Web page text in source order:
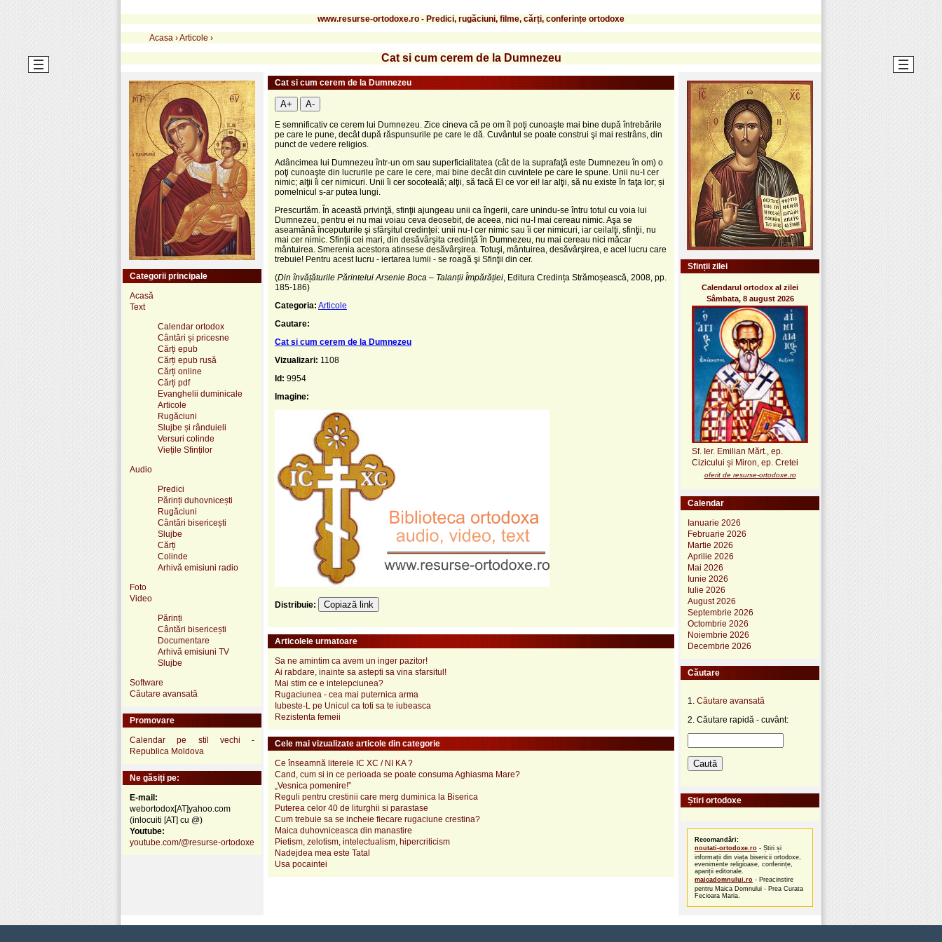
www.resurse-ortodoxe.ro - Predici, rugăciuni, filme, cărți, conferințe ortodoxe
Acasa ›Articole ›
Cat si cum cerem de la Dumnezeu
Cat si cum cerem de la Dumnezeu
A+ A-
E semnificativ ce cerem lui Dumnezeu. Zice cineva că pe om îl poţi cunoaşte mai bine după întrebările
pe care le pune, decât după răspunsurile pe care le dă. Cuvântul se poate construi şi mai restrâns, din
punct de vedere religios.
Adâncimea lui Dumnezeu într-un om sau superficialitatea (cât de la suprafaţă este Dumnezeu în om) o
poţi cunoaşte din lucrurile pe care le cere, mai bine decât din cuvintele pe care le spune. Unii nu-I cer
nimic; alţii îi cer nimicuri. Unii îi cer socoteală; alţii, să facă El ce vor ei! Iar alţii, să nu existe în faţa lor; și
pomelnicul s-ar putea lungi.
Prescurtăm. În această privinţă, sfinţii ajungeau unii ca îngerii, care unindu-se întru totul cu voia lui
Dumnezeu, pentru ei nu mai voiau ceva deosebit, de aceea, nici nu-I mai cereau nimic. Aşa se
aseamănă începuturile şi sfârşitul credinţei: unii nu-I cer nimic sau îi cer nimicuri, iar ceilalţi, sfinţii, nu
mai cer nimic. Sfinţii cei mari, din desăvârşita credinţă în Dumnezeu, nu mai cereau nici măcar
mântuirea. Smerenia acestora atinsese desăvârşirea. Totuşi, mântuirea, desăvârşirea, e acel lucru care
trebuie! Pentru acest lucru - iertarea lumii - se roagă şi Sfinţii din cer.
(Din învățăturile Părintelui Arsenie Boca – Talanții Împărăției , Editura Credința Strămoșească, 2008, pp.
185-186)
Categoria: Articole
Cautare:
Cat si cum cerem de la Dumnezeu
Vizualizari: 1108
Id: 9954
Imagine:
Distribuie: Copiază link
Articolele urmatoare
Sa ne amintim ca avem un inger pazitor!
Ai rabdare, inainte sa astepti sa vina sfarsitul!
Mai stim ce e intelepciunea?
Rugaciunea - cea mai puternica arma
Iubeste-L pe Unicul ca toti sa te iubeasca
Rezistenta femeii
Cele mai vizualizate articole din categorie
Ce înseamnă literele IC XC / NI KA ?
Cand, cum si in ce perioada se poate consuma Aghiasma Mare?
„Vesnica pomenire!”
Reguli pentru crestinii care merg duminica la Biserica
Puterea celor 40 de liturghii si parastase
Cum trebuie sa se incheie fiecare rugaciune crestina?
Maica duhovniceasca din manastire
Pietism, zelotism, intelectualism, hipercriticism
Nadejdea mea este Tatal
Usa pocaintei
Categorii principale
Acasă
Text
Calendar ortodox
Cântări și pricesne
Cărți epub
Cărți epub rusă
Cărți online
Cărți pdf
Evanghelii duminicale
Articole
Rugăciuni
Slujbe și rânduieli
Versuri colinde
Viețile Sfinților
Audio
Predici
Părinți duhovnicești
Rugăciuni
Cântări bisericești
Slujbe
Cărți
Colinde
Arhivă emisiuni radio
Foto
Video
Părinți
Cântări bisericești
Documentare
Arhivă emisiuni TV
Slujbe
Software
Căutare avansată
Promovare
Calendar pe stil vechi -
Republica Moldova
Ne găsiți pe:
E-mail:
webortodox[AT]yahoo.com
(inlocuiti [AT] cu @)
Youtube:
youtube.com/@resurse-ortodoxe
Sfinții zilei
Calendarul ortodox al zilei
Sâmbata, 8 august 2026
Sf. Ier. Emilian Mărt., ep.
Cizicului și Miron, ep. Cretei
oferit de resurse-ortodoxe.ro
Calendar
Ianuarie 2026
Februarie 2026
Martie 2026
Aprilie 2026
Mai 2026
Iunie 2026
Iulie 2026
August 2026
Septembrie 2026
Octombrie 2026
Noiembrie 2026
Decembrie 2026
Căutare
1. Căutare avansată
2. Căutare rapidă - cuvânt:
Știri ortodoxe
Recomandări:
noutati-ortodoxe.ro - Știri și
informații din viața bisericii ortodoxe,
evenimente religioase, conferințe,
apariții editoriale.
maicadomnului.ro - Preacinstire
pentru Maica Domnului - Prea Curata
Fecioara Maria.